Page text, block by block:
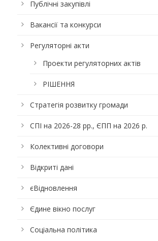
Публічні закупівлі
Вакансії та конкурси
Регуляторні акти
Проекти регуляторних актів
РІШЕННЯ
Стратегія розвитку громади
СПІ на 2026-28 рр., ЄПП на 2026 р.
Колективні договори
Відкриті дані
єВідновлення
Єдине вікно послуг
Соціальна політика